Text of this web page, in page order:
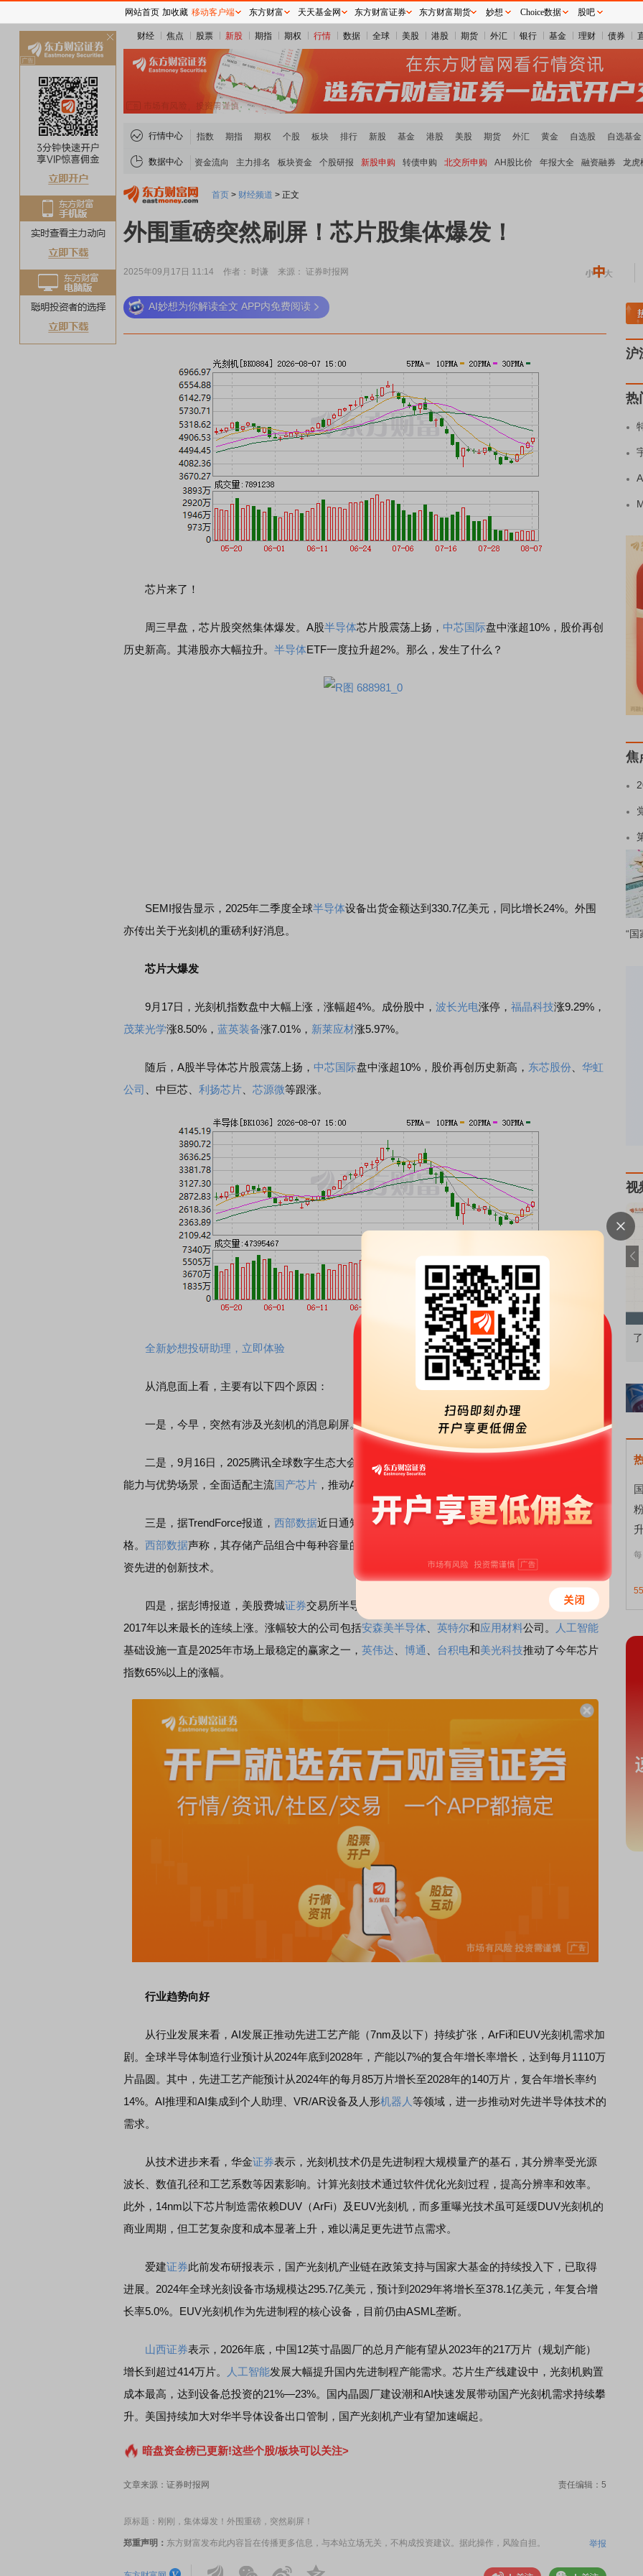
财经 焦点 股票 新股 期指 期权 行情 数据 全球 美股 港股 期货 外汇 银行 基金 理财 债券
行情中心 指数 期指 期权 个股 板块 排行 新股 基金 港股 美股 期货 外汇 黄金 自选股 自选基金
数据中心 资金流向 主力排名 板块资金 个股研报 新股申购 转债申购 北交所申购 AH股比价 年报大全 融资融券 龙虎
首页 > 财经频道 > 正文
外围重磅突然刷屏！芯片股集体爆发！
2025年09月17日 11:14 作者： 时谦 来源： 证券时报网
AI妙想为你解读全文 APP内免费阅读
芯片来了！
周三早盘，芯片股突然集体爆发。A股半导体芯片股震荡上扬， 中芯国际盘中涨超10%，股价再创
历史新高。其港股亦大幅拉升。 半导体ETF一度拉升超2%。那么，发生了什么？
SEMI报告显示，2025年二季度全球半导体设备出货金额达到330.7亿美元，同比增长24%。外围
亦传出关于光刻机的重磅利好消息。
芯片大爆发
9月17日，光刻机指数盘中大幅上涨，涨幅超4%。成份股中， 波长光电涨停， 福晶科技涨9.29%，
茂莱光学涨8.50%， 蓝英装备涨7.01%， 新莱应材涨5.97%。
随后，A股半导体芯片股震荡上扬， 中芯国际盘中涨超10%，股价再创历史新高， 东芯股份
华虹
公司
、中巨芯、 利扬芯片 芯源微等跟涨。
全新妙想投研助理，立即体验
从消息面上看，主要有以下四个原因：
一是，今早，突然有涉及光刻机的消息刷屏。这可能是光刻机和相关芯片巨头大涨的主因。
二是，9月16日，2025腾讯全球数字生态大会于深圳召开。会上，该公司宣布全面开放自身AI落地
能力与优势场景，全面适配主流国产芯片 ，推动AI从技术概念加速转化为千行百业的实际应用。
三是，据TrendForce报道， 西部数据近日通知客户将逐步提高所有HDD（机械硬盘）产品的价
格。 西部数据声称，其存储产品组合中每种容量的需求都达到了前所未有的水平，并且该公司正在投
资先进的创新技术。
四是，据彭博报道，美股费城证券交易所半导体指数收涨0.32%，系连续第九个交易日上涨，创
2017年以来最长的连续上涨。涨幅较大的公司包括安森美半导体 英特尔和应用材料公司。
人工智能
基础设施一直是2025年市场上最稳定的赢家之一， 英伟达 博通 台积电和美光科技推动了今年芯片
指数65%以上的涨幅。
行业趋势向好
从行业发展来看，AI发展正推动先进工艺产能（7nm及以下）持续扩张，ArFi和EUV光刻机需求加
剧。全球半导体制造行业预计从2024年底到2028年，产能以7%的复合年增长率增长，达到每月1110万
片晶圆。其中，先进工艺产能预计从2024年的每月85万片增长至2028年的140万片，复合年增长率约
14%。AI推理和AI集成到个人助理、VR/AR设备及人形机器人等领域，进一步推动对先进半导体技术的
需求。
从技术进步来看，华金证券表示，光刻机技术仍是先进制程大规模量产的基石，其分辨率受光源
波长、数值孔径和工艺系数等因素影响。计算光刻技术通过软件优化光刻过程，提高分辨率和效率。
此外，14nm以下芯片制造需依赖DUV（ArFi）及EUV光刻机，而多重曝光技术虽可延缓DUV光刻机的
商业周期，但工艺复杂度和成本显著上升，难以满足更先进节点需求。
爱建证券此前发布研报表示，国产光刻机产业链在政策支持与国家大基金的持续投入下，已取得
进展。2024年全球光刻设备市场规模达295.7亿美元，预计到2029年将增长至378.1亿美元，年复合增
长率5.0%。EUV光刻机作为先进制程的核心设备，目前仍由ASML垄断。
山西证券表示，2026年底，中国12英寸晶圆厂的总月产能有望从2023年的217万片（规划产能）
增长到超过414万片。
人工智能发展大幅提升国内先进制程产能需求。芯片生产线建设中，光刻机购置
成本最高，达到设备总投资的21%—23%。国内晶圆厂建设潮和AI快速发展带动国产光刻机需求持续攀
升。美国持续加大对华半导体设备出口管制，国产光刻机产业有望加速崛起。
暗盘资金榜已更新!这些个股/板块可以关注>
文章来源：证券时报网 责任编辑：5
原标题：刚刚，集体爆发！外围重磅，突然刷屏！
郑重声明： 东方财富发布此内容旨在传播更多信息，与本站立场无关，不构成投资建议。据此操作，风险自担。 举报
稀土板块领涨 重要
沪
热
焦
“国
视
风，将吹向何处
债券知识通识：从基础认知到特色品种 了解北交所知
55
网站首页 加收藏 移动客户端 东方财富 天天基金网 东方财富证券 东方财富期货 妙想 Choice数据 股吧
关